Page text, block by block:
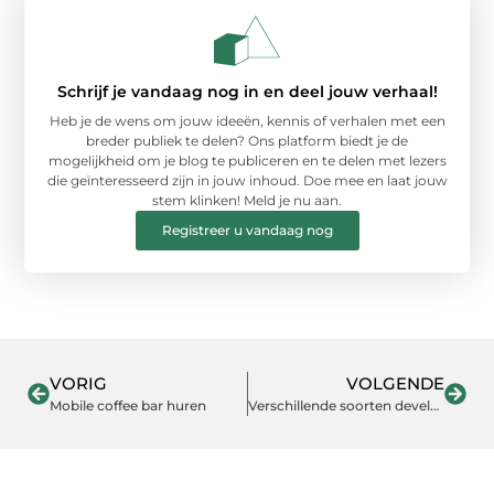
Schrijf je vandaag nog in en deel jouw verhaal!
Heb je de wens om jouw ideeën, kennis of verhalen met een
breder publiek te delen? Ons platform biedt je de
mogelijkheid om je blog te publiceren en te delen met lezers
die geïnteresseerd zijn in jouw inhoud. Doe mee en laat jouw
stem klinken! Meld je nu aan.
Registreer u vandaag nog
VORIG
Mobile coffee bar huren
VOLGENDE
Verschillende soorten developers